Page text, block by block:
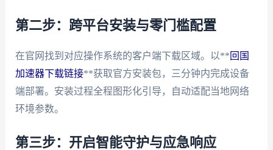
第二步：跨平台安装与零门槛配置
在官网找到对应操作系统的客户端下载区域。以**回国
加速器下载链接**获取官方安装包，三分钟内完成设备
端部署。安装过程全程图形化引导，自动适配当地网络
环境参数。
第三步：开启智能守护与应急响应